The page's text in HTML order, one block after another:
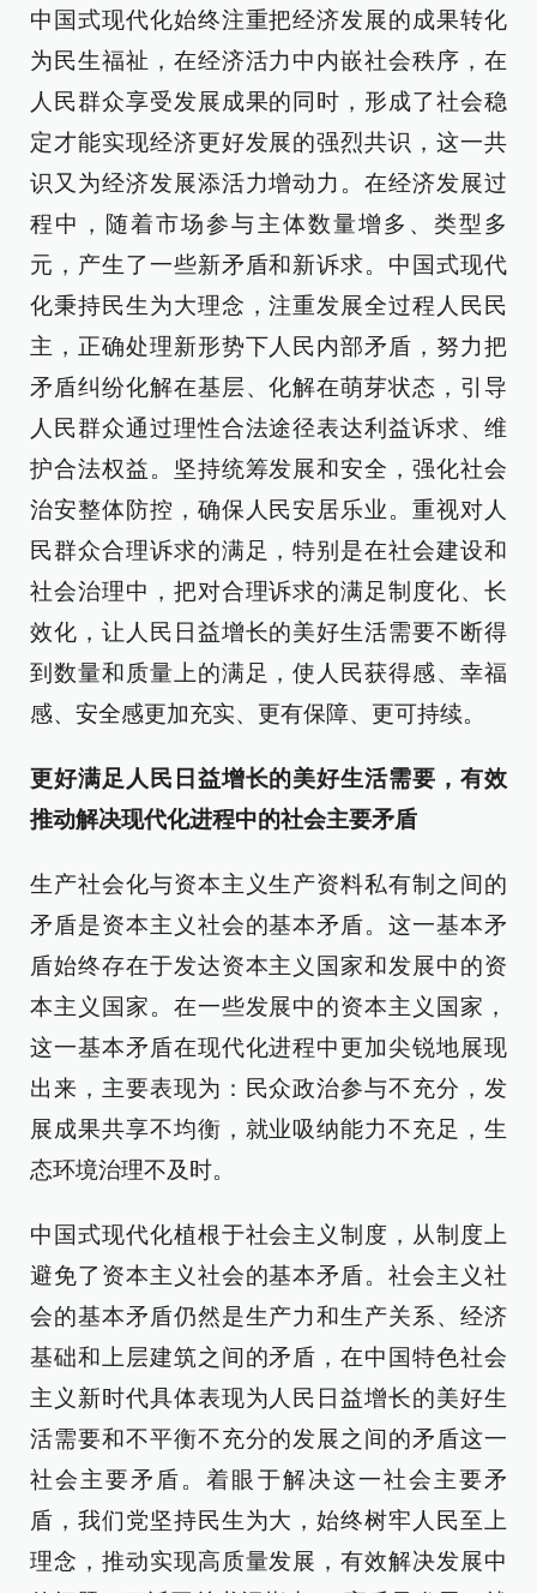
中国式现代化始终注重把经济发展的成果转化
为民生福祉，在经济活力中内嵌社会秩序，在
人民群众享受发展成果的同时，形成了社会稳
定才能实现经济更好发展的强烈共识，这一共
识又为经济发展添活力增动力。在经济发展过
程中，随着市场参与主体数量增多、类型多
元，产生了一些新矛盾和新诉求。中国式现代
化秉持民生为大理念，注重发展全过程人民民
主，正确处理新形势下人民内部矛盾，努力把
矛盾纠纷化解在基层、化解在萌芽状态，引导
人民群众通过理性合法途径表达利益诉求、维
护合法权益。坚持统筹发展和安全，强化社会
治安整体防控，确保人民安居乐业。重视对人
民群众合理诉求的满足，特别是在社会建设和
社会治理中，把对合理诉求的满足制度化、长
效化，让人民日益增长的美好生活需要不断得
到数量和质量上的满足，使人民获得感、幸福
感、安全感更加充实、更有保障、更可持续。
更好满足人民日益增长的美好生活需要，有效
推动解决现代化进程中的社会主要矛盾
生产社会化与资本主义生产资料私有制之间的
矛盾是资本主义社会的基本矛盾。这一基本矛
盾始终存在于发达资本主义国家和发展中的资
本主义国家。在一些发展中的资本主义国家，
这一基本矛盾在现代化进程中更加尖锐地展现
出来，主要表现为：民众政治参与不充分，发
展成果共享不均衡，就业吸纳能力不充足，生
态环境治理不及时。
中国式现代化植根于社会主义制度，从制度上
避免了资本主义社会的基本矛盾。社会主义社
会的基本矛盾仍然是生产力和生产关系、经济
基础和上层建筑之间的矛盾，在中国特色社会
主义新时代具体表现为人民日益增长的美好生
活需要和不平衡不充分的发展之间的矛盾这一
社会主要矛盾。着眼于解决这一社会主要矛
盾，我们党坚持民生为大，始终树牢人民至上
理念，推动实现高质量发展，有效解决发展中